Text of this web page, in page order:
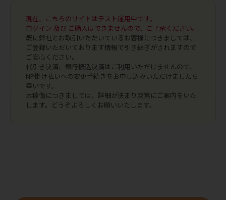
現在、こちらのサイトはテスト運用中です。
ログイン 及び ご購入はできませんので、ご了承ください。
既に弊社とお取引いただいているお客様につきましては、
ご登録いただいております情報で引き継ぎがされますので
ご安心ください。
代引き決済、銀行振込決済はご利用いただけませんので、
NP掛け払いへの変更手続きをお申し込みいただけましたら
幸いです。
本稼働につきましては、詳細が決まり次第にご案内をいた
します。どうぞよろしくお願いいたします。